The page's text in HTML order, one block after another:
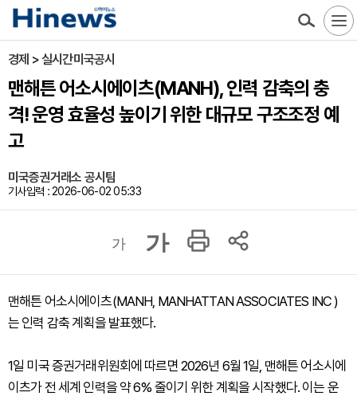
경제 > 실시간미국공시
맨해튼 어소시에이츠(MANH), 인력 감축의 충
격! 운영 효율성 높이기 위한 대규모 구조조정 예
고
미국증권거래소 공시팀
기사입력 : 2026-06-02 05:33
가 가
맨해튼 어소시에이츠(MANH, MANHATTAN ASSOCIATES INC )
는 인력 감축 계획을 발표했다.
1일 미국 증권거래위원회에 따르면 2026년 6월 1일, 맨해튼 어소시에
이츠가 전 세계 인력을 약 6% 줄이기 위한 계획을 시작했다. 이는 운